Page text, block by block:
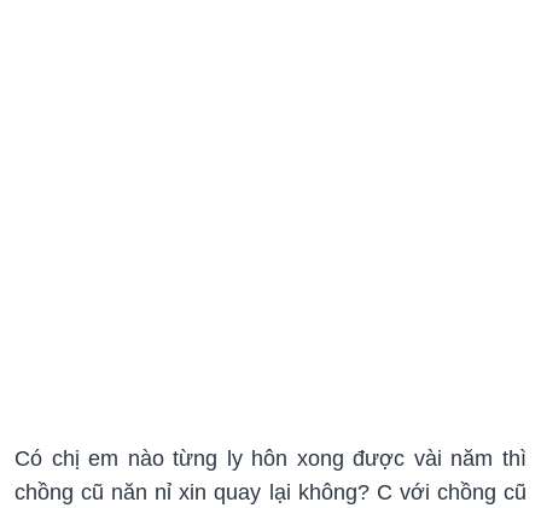
Có chị em nào từng ly hôn xong được vài năm thì
chồng cũ năn nỉ xin quay lại không? C với chồng cũ